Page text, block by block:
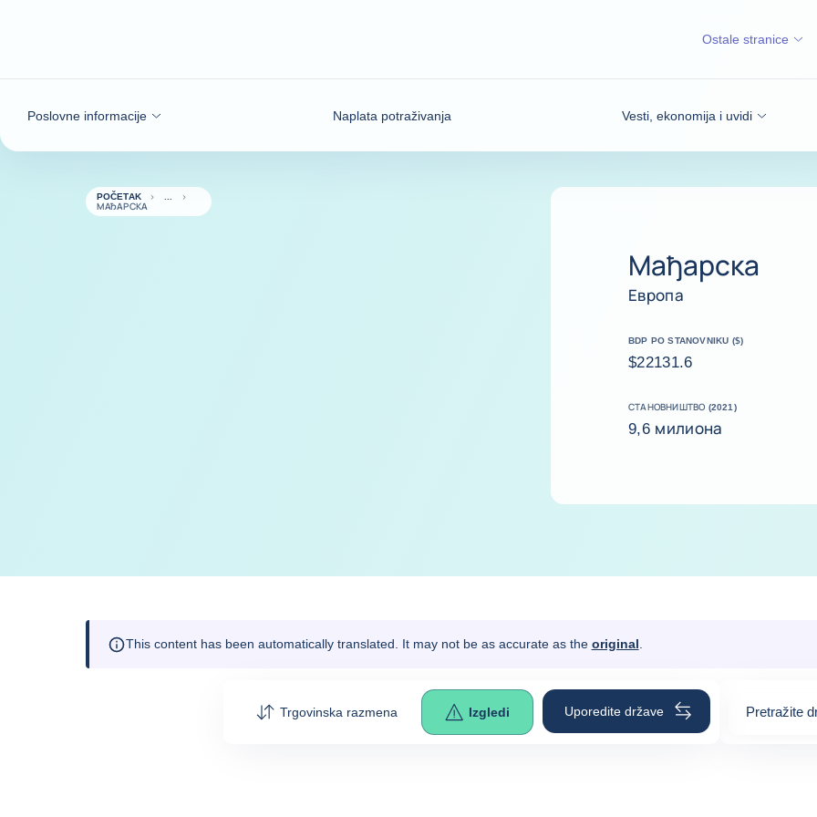
Poslovne informacije Naplata potraživanja Vesti, ekonomija i uvidi
Ostale stranice
POČETAK
МАЂАРСКА
Мађарска
Европа
BDP PO STANOVNIKU ($)
$22131.6
СТАНОВНИШТВО (2021)
9,6 милиона
This content has been automatically translated. It may not be as accurate as the original
Trgovinska razmena Izgledi Uporedite države Pretražite